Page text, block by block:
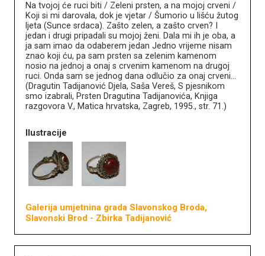
Na tvojoj će ruci biti / Zeleni prsten, a na mojoj crveni /
Koji si mi darovala, dok je vjetar / Šumorio u lišću žutog
ljeta (Sunce srdaca). Zašto zelen, a zašto crven? I
jedan i drugi pripadali su mojoj ženi. Dala mi ih je oba, a
ja sam imao da odaberem jedan Jedno vrijeme nisam
znao koji ću, pa sam prsten sa zelenim kamenom
nosio na jednoj a onaj s crvenim kamenom na drugoj
ruci. Onda sam se jednog dana odlučio za onaj crveni…
(Dragutin Tadijanović Djela, Saša Vereš, S pjesnikom
smo izabrali, Prsten Dragutina Tadijanovića, Knjiga
razgovora V., Matica hrvatska, Zagreb, 1995., str. 71.)
Ilustracije
Galerija umjetnina grada Slavonskog Broda,
Slavonski Brod - Zbirka Tadijanović